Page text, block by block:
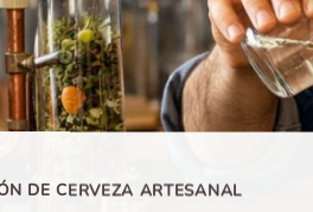
DE CERVEZA ARTESANAL